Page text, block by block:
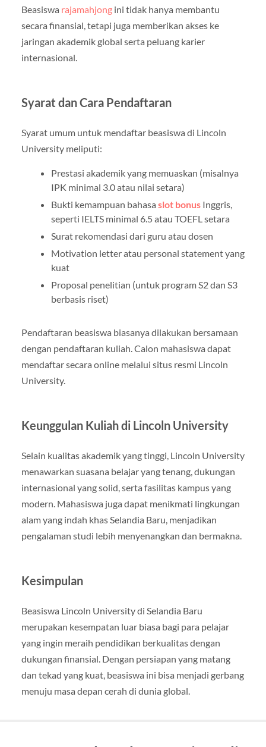
Beasiswa rajamahjongini tidak hanya membantu
secara finansial, tetapi juga memberikan akses ke
jaringan akademik global serta peluang karier
internasional.
Syarat dan Cara Pendaftaran
Syarat umum untuk mendaftar beasiswa di Lincoln
University meliputi:
Prestasi akademik yang memuaskan (misalnya
IPK minimal 3.0 atau nilai setara)
Bukti kemampuan bahasa slot bonusInggris,
seperti IELTS minimal 6.5 atau TOEFL setara
Surat rekomendasi dari guru atau dosen
Motivation letter atau personal statement yang
kuat
Proposal penelitian (untuk program S2 dan S3
berbasis riset)
Pendaftaran beasiswa biasanya dilakukan bersamaan
dengan pendaftaran kuliah. Calon mahasiswa dapat
mendaftar secara online melalui situs resmi Lincoln
University.
Keunggulan Kuliah di Lincoln University
Selain kualitas akademik yang tinggi, Lincoln University
menawarkan suasana belajar yang tenang, dukungan
internasional yang solid, serta fasilitas kampus yang
modern. Mahasiswa juga dapat menikmati lingkungan
alam yang indah khas Selandia Baru, menjadikan
pengalaman studi lebih menyenangkan dan bermakna.
Kesimpulan
Beasiswa Lincoln University di Selandia Baru
merupakan kesempatan luar biasa bagi para pelajar
yang ingin meraih pendidikan berkualitas dengan
dukungan finansial. Dengan persiapan yang matang
dan tekad yang kuat, beasiswa ini bisa menjadi gerbang
menuju masa depan cerah di dunia global.